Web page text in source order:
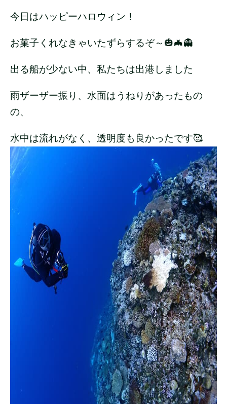
今日はハッピーハロウィン！
お菓子くれなきゃいたずらするぞ～🎃🦇👻
出る船が少ない中、私たちは出港しました
雨ザーザー振り、水面はうねりがあったもの
の、
水中は流れがなく、透明度も良かったです🥰